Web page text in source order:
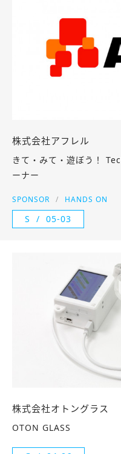
株式会社アフレル
きて・みて・遊ぼう！
ーナー
SPONSOR HANDS ON
S 05-03
株式会社オトングラス
OTON GLASS